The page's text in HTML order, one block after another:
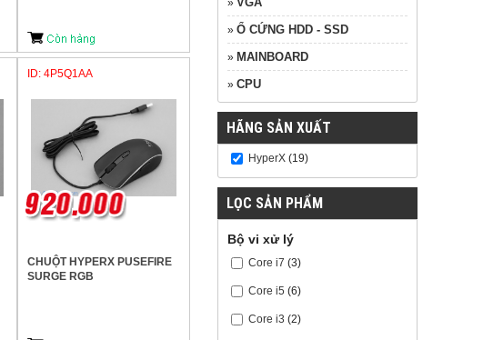
ID: 4P5Q1AA
CHUỘT HYPERX PUSEFIRE
SURGE RGB
»
» Ổ CỨNG HDD - SSD
» MAINBOARD
» CPU
HÃNG SẢN XUẤT
HyperX (19)
LỌC SẢN PHẨM
Bộ vi xử lý
Core i7 (3)
Core i5 (6)
Core i3 (2)